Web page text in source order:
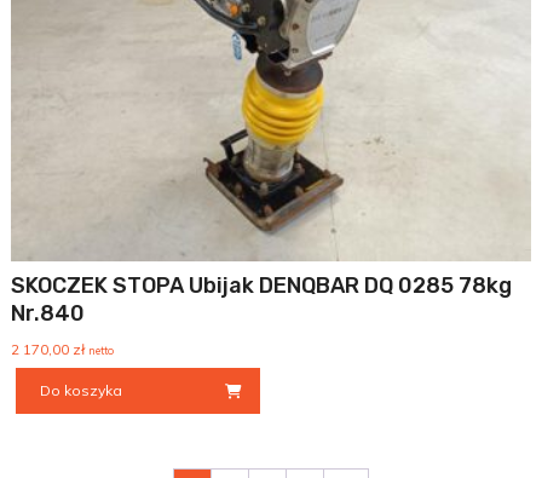
SKOCZEK STOPA Ubijak DENQBAR DQ 0285 78kg
Nr.840
2 170,00 zł netto
Do koszyka